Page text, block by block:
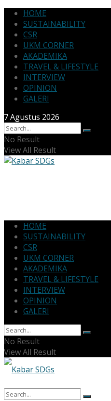
HOME
SUSTAINABILITY
CSR
UKM CORNER
AKADEMIKA
TRAVEL & LIFESTYLE
INTERVIEW
OPINION
GALERI
7 Agustus 2026
No Result
View All Result
HOME
SUSTAINABILITY
CSR
UKM CORNER
AKADEMIKA
TRAVEL & LIFESTYLE
INTERVIEW
OPINION
GALERI
No Result
View All Result